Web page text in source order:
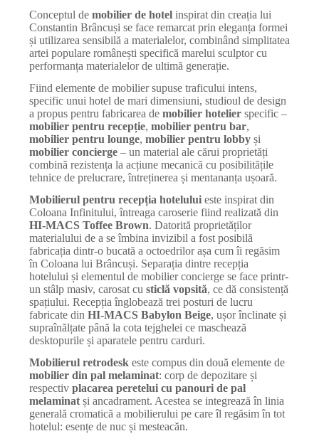
Conceptul de mobilier de hotelinspirat din creația lui
Constantin Brâncuși se face remarcat prin eleganța formei
și utilizarea sensibilă a materialelor, combinând simplitatea
artei populare românești specifică marelui sculptor cu
performanța materialelor de ultimă generație.
Fiind elemente de mobilier supuse traficului intens,
specific unui hotel de mari dimensiuni, studioul de design
a propus pentru fabricarea de mobilier hotelierspecific –
mobilier pentru recepție, mobilier pentru bar,
mobilier pentru lounge, mobilier pentru lobbyși
mobilier concierge– un material ale cărui proprietăți
combină rezistența la acțiune mecanică cu posibilitățile
tehnice de prelucrare, întreținerea și mentananța ușoară.
Mobilierul pentru recepția hotelului este inspirat din
Coloana Infinitului, întreaga caroserie fiind realizată din
HI-MACS Toffee Brown. Datorită proprietăților
materialului de a se îmbina invizibil a fost posibilă
fabricația dintr-o bucată a octoedrilor așa cum îi regăsim
în Coloana lui Brâncuși. Separația dintre recepția
hotelului și elementul de mobilier concierge se face printr-
un stâlp masiv, carosat cu sticlă vopsită, ce dă consistență
spațiului. Recepția înglobează trei posturi de lucru
fabricate din HI-MACS Babylon Beige, ușor înclinate și
supraînălțate până la cota tejghelei ce maschează
desktopurile și aparatele pentru carduri.
Mobilierul retrodeskeste compus din două elemente de
mobilier din pal melaminat: corp de depozitare și
respectivplacarea peretelui cu panouri de pal
melaminatși ancadrament. Acestea se integrează în linia
generală cromatică a mobilierului pe care îl regăsim în tot
hotelul: esențe de nuc și mesteacăn.